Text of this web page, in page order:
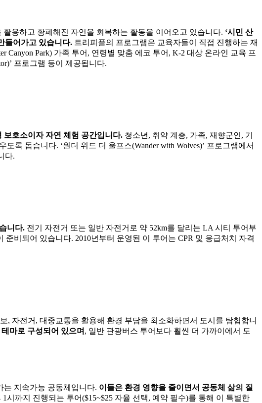
용하고 황폐해진 자연을 회복하는 활동을 이어오고 있습니다. ‘시민 산
들어가고 있습니다. 트리피플의 프로그램은 교육자들이 직접 진행하는 재
Park) 가족 투어, 연령별 맞춤 에코 투어, K-2 대상 온라인 교육 프
프로그램 등이 제공됩니다.
보호소이자 자연 체험 공간입니다. 청소년, 취약 계층, 가족, 재향군인, 기
록 돕습니다. ‘원더 위드 더 울프스(Wander with Wolves)’ 프로그램에서
다.
니다. 전기 자전거 또는 일반 자전거로 약 52km를 달리는 LA 시티 투어부
비되어 있습니다. 2010년부터 운영된 이 투어는 CPR 및 응급처치 자격
, 자전거, 대중교통을 활용해 환경 부담을 최소화하면서 도시를 탐험합니
마로 구성되어 있으며 , 일반 관광버스 투어보다 훨씬 더 가까이에서 도
는 지속가능 공동체입니다. 이들은 환경 영향을 줄이면서 공동체 삶의 질
시까지 진행되는 투어($15~$25 자율 선택, 예약 필수)를 통해 이 특별한